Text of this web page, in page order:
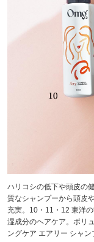
ハリコシの低下や頭皮の
質なシャンプーから頭皮
充実。10・11・12 東洋
湿成分のヘアケア。ボリ
ングケア エアリー シャ